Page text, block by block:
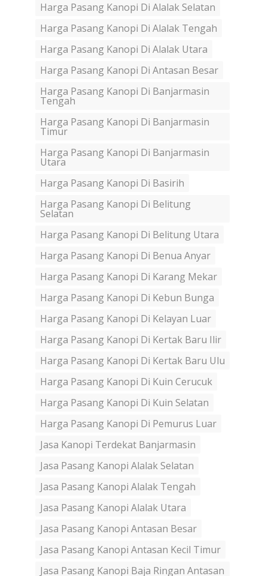
Harga Pasang Kanopi Di Alalak Selatan
Harga Pasang Kanopi Di Alalak Tengah
Harga Pasang Kanopi Di Alalak Utara
Harga Pasang Kanopi Di Antasan Besar
Harga Pasang Kanopi Di Banjarmasin
Tengah
Harga Pasang Kanopi Di Banjarmasin
Timur
Harga Pasang Kanopi Di Banjarmasin
Utara
Harga Pasang Kanopi Di Basirih
Harga Pasang Kanopi Di Belitung
Selatan
Harga Pasang Kanopi Di Belitung Utara
Harga Pasang Kanopi Di Benua Anyar
Harga Pasang Kanopi Di Karang Mekar
Harga Pasang Kanopi Di Kebun Bunga
Harga Pasang Kanopi Di Kelayan Luar
Harga Pasang Kanopi Di Kertak Baru Ilir
Harga Pasang Kanopi Di Kertak Baru Ulu
Harga Pasang Kanopi Di Kuin Cerucuk
Harga Pasang Kanopi Di Kuin Selatan
Harga Pasang Kanopi Di Pemurus Luar
Jasa Kanopi Terdekat Banjarmasin
Jasa Pasang Kanopi Alalak Selatan
Jasa Pasang Kanopi Alalak Tengah
Jasa Pasang Kanopi Alalak Utara
Jasa Pasang Kanopi Antasan Besar
Jasa Pasang Kanopi Antasan Kecil Timur
Jasa Pasang Kanopi Baja Ringan Antasan